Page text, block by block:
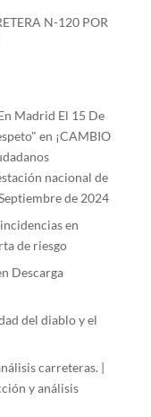
N-120 POR
Madrid El 15 De
en ¡CAMBIO
nacional de
de 2024
en
de riesgo
Descarga
del diablo y el
carreteras. |
y análisis